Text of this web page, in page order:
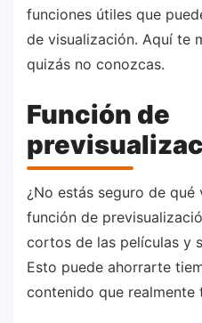
funciones útiles que
de visualización. Aquí te
quizás no conozcas.
Función de
¿No estás seguro de qué
función de
cortos de las películas y
Esto puede ahorrarte
contenido que realmente